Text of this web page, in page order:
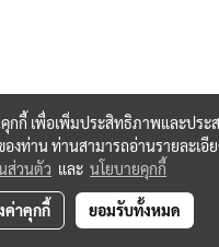
คุกกี้ เพื่อเพิ่มประสิทธิภาพและปร
องท่าน ท่านสามารถอ่านรายละเอี
ส่วนตัว และ นโยบายคุกกี้
ค่าคุกกี้ ยอมรับทั้งหมด